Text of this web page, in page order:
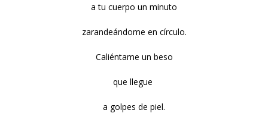
a tu cuerpo un minuto
zarandeándome en círculo.
Caliéntame un beso
que llegue
a golpes de piel.